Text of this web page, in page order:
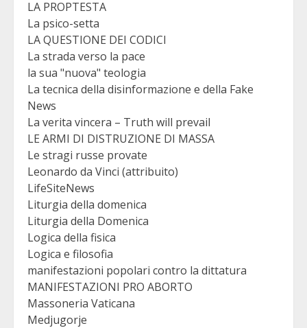
LA PROPTESTA
La psico-setta
LA QUESTIONE DEI CODICI
La strada verso la pace
la sua "nuova" teologia
La tecnica della disinformazione e della Fake
News
La verita vincera – Truth will prevail
LE ARMI DI DISTRUZIONE DI MASSA
Le stragi russe provate
Leonardo da Vinci (attribuito)
LifeSiteNews
Liturgia della domenica
Liturgia della Domenica
Logica della fisica
Logica e filosofia
manifestazioni popolari contro la dittatura
MANIFESTAZIONI PRO ABORTO
Massoneria Vaticana
Medjugorje